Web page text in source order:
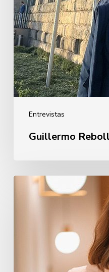
Entrevistas
Guillermo
Oihane
Eguiguren